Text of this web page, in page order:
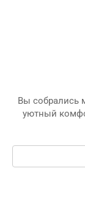
Вы собрались
уютный
Поиск: